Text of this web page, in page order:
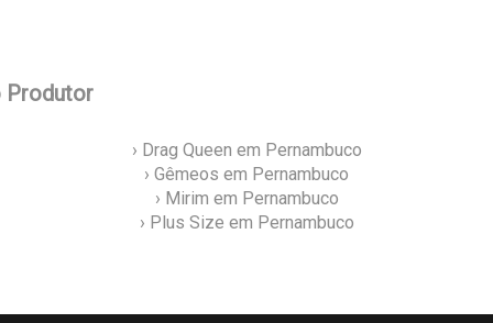
Produtor
› Drag Queen em Pernambuco
› Gêmeos em Pernambuco
› Mirim em Pernambuco
› Plus Size em Pernambuco